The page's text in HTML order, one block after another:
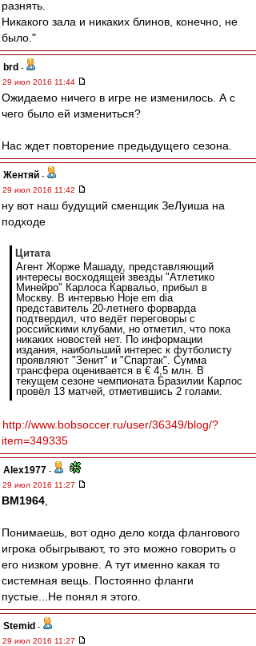
разнять.
Никакого зала и никаких блинов, конечно, не
было."
brd -
29 июл 2016 11:44
Ожидаемо ничего в игре не изменилось. А с
чего было ей измениться?
Нас ждет повторение предыдущего сезона.
Жентяй -
29 июл 2016 11:42
ну вот наш будущий сменщик ЗеЛуиша на
подходе
Цитата
Агент Жорже Машаду, представляющий
интересы восходящей звезды "Атлетико
Минейро" Карлоса Карвальо, прибыл в
Москву. В интервью Hoje em dia
представитель 20-летнего форварда
подтвердил, что ведёт переговоры с
российскими клубами, но отметил, что пока
никаких новостей нет. По информации
издания, наибольший интерес к футболисту
проявляют "Зенит" и "Спартак". Сумма
трансфера оценивается в € 4,5 млн. В
текущем сезоне чемпионата Бразилии Карлос
провёл 13 матчей, отметившись 2 голами.
http://www.bobsoccer.ru/user/36349/blog/?
item=349335
Alex1977 -
29 июл 2016 11:27
BM1964
Понимаешь, вот одно дело когда флангового
игрока обыгрывают, то это можно говорить о
его низком уровне. А тут именно какая то
системная вещь. Постоянно фланги
пустые...Не понял я этого.
Stemid -
29 июл 2016 11:27